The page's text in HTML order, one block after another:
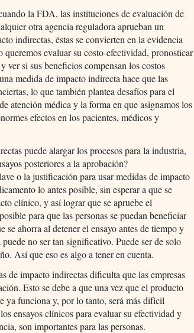
la FDA, las instituciones de evaluación de
otra agencia reguladora aprueban un
indirectas, éstas se convierten en la evidencia
queremos evaluar su costo-efectividad, pronosticar
ver si sus beneficios compensan los costos
medida de impacto indirecta hace que las
lo que también plantea desafíos para el
atención médica y la forma en que asignamos los
efectos en los pacientes, médicos y
puede alargar los procesos para la industria,
posteriores a la aprobación?
o la justificación para usar medidas de impacto
lo antes posible, sin esperar a que se
clínico, y así lograr que se apruebe el
para que las personas se puedan beneficiar
se ahorra al detener el ensayo antes de tiempo y
no ser tan significativo. Puede ser de solo
Así que eso es algo a tener en cuenta.
de impacto indirectas dificulta que las empresas
Esto se debe a que una vez que el producto
ya funciona y, por lo tanto, será más difícil
ensayos clínicos para evaluar su efectividad y
son importantes para las personas.